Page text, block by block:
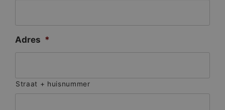
Adres *
Straat + huisnummer